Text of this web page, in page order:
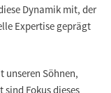
Dynamik mit, der
Expertise geprägt
unseren Söhnen,
sind Fokus dieses